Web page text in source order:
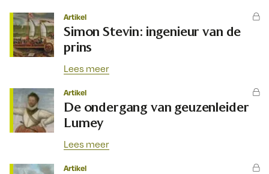
Artikel
Simon Stevin: ingenieur van de
prins
Lees meer
Artikel
De ondergang van geuzenleider
Lumey
Lees meer
Artikel